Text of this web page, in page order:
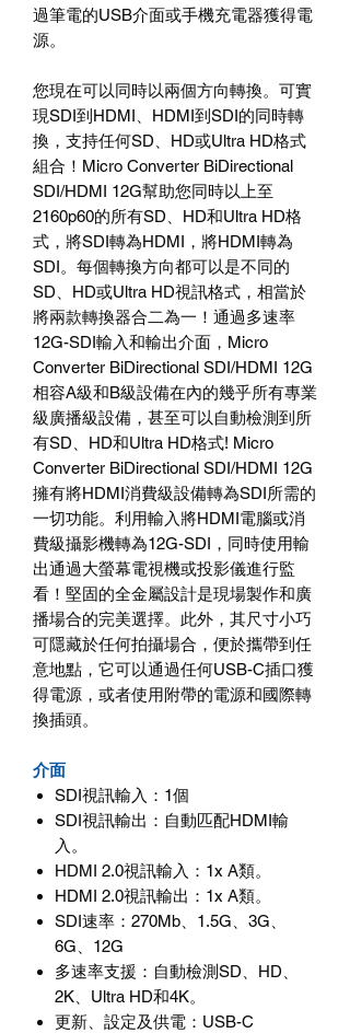
過筆電的USB介面或手機充電器獲得電
源。
您現在可以同時以兩個方向轉換。可實
現SDI到HDMI、HDMI到SDI的同時轉
換，支持任何SD、HD或Ultra HD格式
組合！Micro Converter BiDirectional
SDI/HDMI 12G幫助您同時以上至
2160p60的所有SD、HD和Ultra HD格
式，將SDI轉為HDMI，將HDMI轉為
SDI。每個轉換方向都可以是不同的
SD、HD或Ultra HD視訊格式，相當於
將兩款轉換器合二為一！通過多速率
12G-SDI輸入和輸出介面，Micro
Converter BiDirectional SDI/HDMI 12G
相容A級和B級設備在內的幾乎所有專業
級廣播級設備，甚至可以自動檢測到所
有SD、HD和Ultra HD格式! Micro
Converter BiDirectional SDI/HDMI 12G
擁有將HDMI消費級設備轉為SDI所需的
一切功能。利用輸入將HDMI電腦或消
費級攝影機轉為12G-SDI，同時使用輸
出通過大螢幕電視機或投影儀進行監
看！堅固的全金屬設計是現場製作和廣
播場合的完美選擇。此外，其尺寸小巧
可隱藏於任何拍攝場合，便於攜帶到任
意地點，它可以通過任何USB-C插口獲
得電源，或者使用附帶的電源和國際轉
換插頭。
介面
SDI視訊輸入：1個
SDI視訊輸出：自動匹配HDMI輸
入。
HDMI 2.0視訊輸入：1x A類。
HDMI 2.0視訊輸出：1x A類。
SDI速率：270Mb、1.5G、3G、
6G、12G
多速率支援：自動檢測SD、HD、
2K、Ultra HD和4K。
更新、設定及供電：USB-C